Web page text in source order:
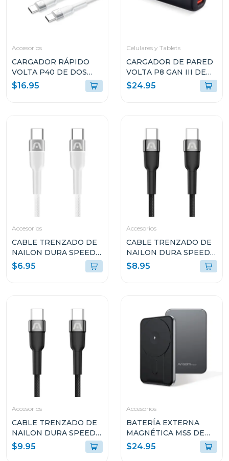
Accesorios
CARGADOR RÁPIDO
VOLTA P40 DE DOS
PUERTOS CON CABLE
USB TIPO C
$16.95
Celulares y Tablets
CARGADOR DE PARED
VOLTA P8 GAN III DE
65W CON DOBLE
PUERTO USB-C Y
$24.95
Accesorios
CABLE TRENZADO DE
NAILON DURA SPEED
DE 65W TIPO C EN
AMBOS LADOS DE 1.8M
$6.95
Accesorios
CABLE TRENZADO DE
NAILON DURA SPEED
DE 100W TIPO C EN
AMBOS LADOS DE 3M
$8.95
Accesorios
CABLE TRENZADO DE
NAILON DURA SPEED
DE 240W TIPO-C A
TIPO-C PARA CARGA Y
$9.95
Accesorios
BATERÍA EXTERNA
MAGNÉTICA MS5 DE
5000MAH DE
ALUMINIO ARGPB1160
$24.95